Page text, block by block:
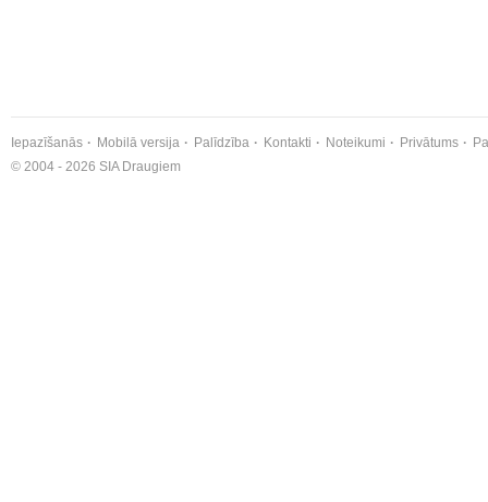
Iepazīšanās Mobilā versija Palīdzība Kontakti Noteikumi Privātums
© 2004 - 2026 SIA Draugiem